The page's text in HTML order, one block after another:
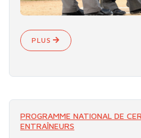
PLUS
PROGRAMME NATIONAL DE
ENTRAÎNEURS